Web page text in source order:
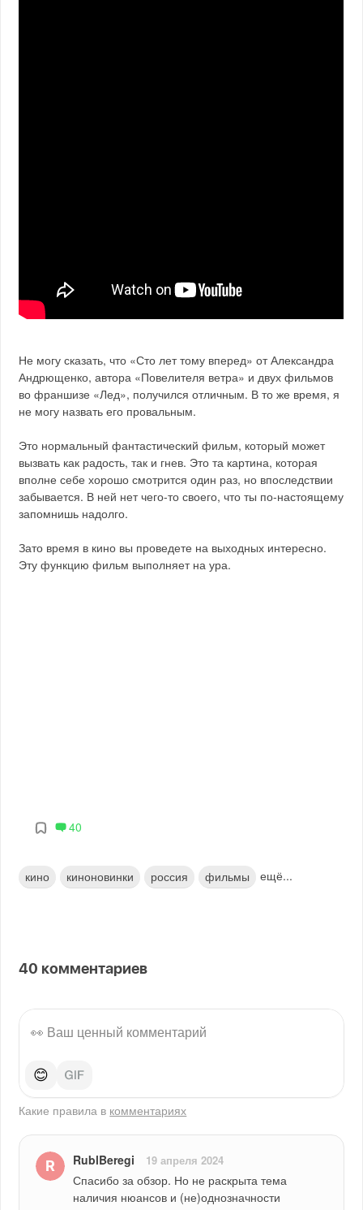
Не могу сказать, что «Сто лет тому вперед» от Александра
Андрющенко, автора «Повелителя ветра» и двух фильмов
во франшизе «Лед», получился отличным. В то же время, я
не могу назвать его провальным.
Это нормальный фантастический фильм, который может
вызвать как радость, так и гнев. Это та картина, которая
вполне себе хорошо смотрится один раз, но впоследствии
забывается. В ней нет чего-то своего, что ты по-настоящему
запомнишь надолго.
Зато время в кино вы проведете на выходных интересно.
Эту функцию фильм выполняет на ура.
40
кино киноновинки россия фильмы ещё...
40 комментариев
😊
Какие правила в комментариях
RublBeregi 19 апреля 2024
Спасибо за обзор. Но не раскрыта тема
наличия нюансов и (не)однозначности